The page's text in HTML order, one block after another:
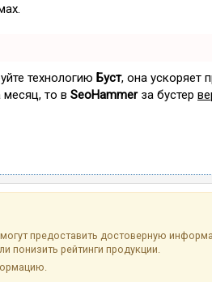
технологию Буст, она ускоряет
месяц, то в SeoHammerза бустер
предоставить достоверную
понизить рейтинги продукции.